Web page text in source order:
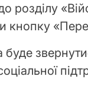
розділу
кнопку
буде